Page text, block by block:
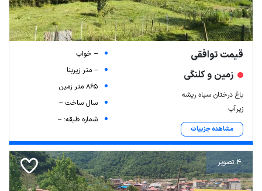
قیمت توافقی
زمین و کلنگی
باغ درختان سیاه ریشه
زیرآب
مشاهده جزییات
-- خواب
-- متر زیربنا
865 متر زمین
سال ساخت --
شماره طبقه: --
4 تصویر